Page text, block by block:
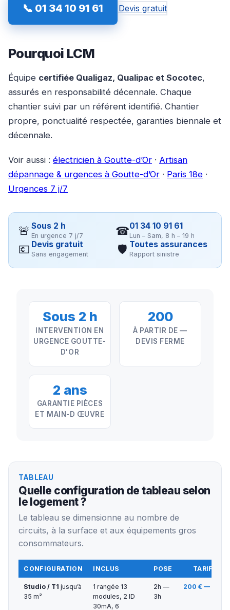
📞 01 34 10 91 61 Devis gratuit
Pourquoi LCM
Équipe certifiée Qualigaz, Qualipac et Socotec,
assurés en responsabilité décennale. Chaque
chantier suivi par un référent identifié. Chantier
propre, ponctualité respectée, garanties biennale et
décennale.
Voir aussi : électricien à Goutte-d’Or · Artisan
dépannage & urgences à Goutte-d’Or · Paris 18e ·
Urgences 7 j/7
🚨 Sous 2 h
En urgence 7 j/7 ☎01 34 10 91 61
Lun – Sam, 8 h – 19 h
💶 Devis gratuit
Sans engagement 🛡 Toutes assurances
Rapport sinistre
Sous 2 h
INTERVENTION EN
URGENCE GOUTTE-
D'OR
200
À PARTIR DE —
DEVIS FERME
2 ans
GARANTIE PIÈCES
ET MAIN-D ŒUVRE
TABLEAU
Quelle configuration de tableau selon
le logement ?
Le tableau se dimensionne au nombre de
circuits, à la surface et aux équipements gros
consommateurs.
CONFIGURATION INCLUS POSE TARIF TTC
Studio / T1 jusqu’à
35 m²
1 rangée 13
modules, 2 ID
30mA, 6
2h —
3h
200 € — 350 €